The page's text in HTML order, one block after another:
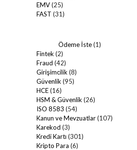
EMV(25)
FAST (31)
Ödeme İste(1)
Fintek (2)
Fraud (42)
Girişimcilik (8)
Güvenlik (95)
HCE(16)
HSM & Güvenlik (26)
ISO 8583 (54)
Kanun ve Mevzuatlar(107)
Karekod (3)
Kredi Kartı (301)
Kripto Para (6)